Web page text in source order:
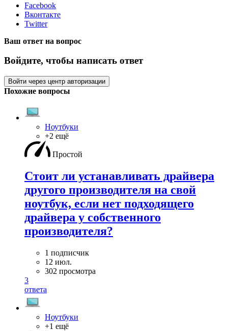
Facebook
Вконтакте
Twitter
Ваш ответ на вопрос
Войдите, чтобы написать ответ
Войти через центр авторизации
Похожие вопросы
Ноутбуки
+2 ещё
Простой
Стоит ли устанавливать драйвера
другого производителя на свой
ноутбук, если нет подходящего
драйвера у собственного
производителя?
1 подписчик
12 июл.
302 просмотра
3
ответа
Ноутбуки
+1 ещё